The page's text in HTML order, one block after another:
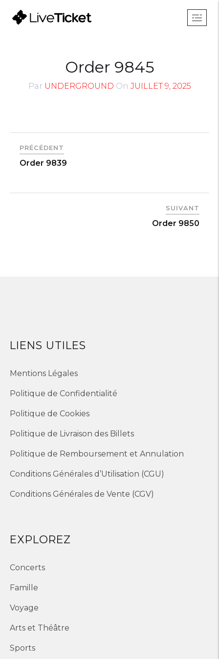
Order 9845
Par UNDERGROUND On JUILLET 9, 2025
PRÉCÉDENT
Order 9839
SUIVANT
Order 9850
LIENS UTILES
Mentions Légales
Politique de Confidentialité
Politique de Cookies
Politique de Livraison des Billets
Politique de Remboursement et Annulation
Conditions Générales d’Utilisation (CGU)
Conditions Générales de Vente (CGV)
EXPLOREZ
Concerts
Famille
Voyage
Arts et Théâtre
Sports